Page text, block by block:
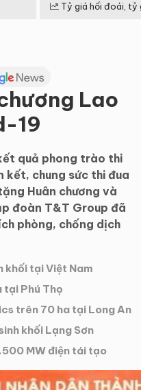
Tỷ giá hối đoái, tỷ
Lao
19
quả phong trào thi
kết, chung sức thi đua
Huân chương và
đoàn T&T Group đã
phòng, chống dịch
khối tại Việt Nam
tại Phú Thọ
trên 70 ha tại Long An
khối Lạng Sơn
MW điện tái tạo